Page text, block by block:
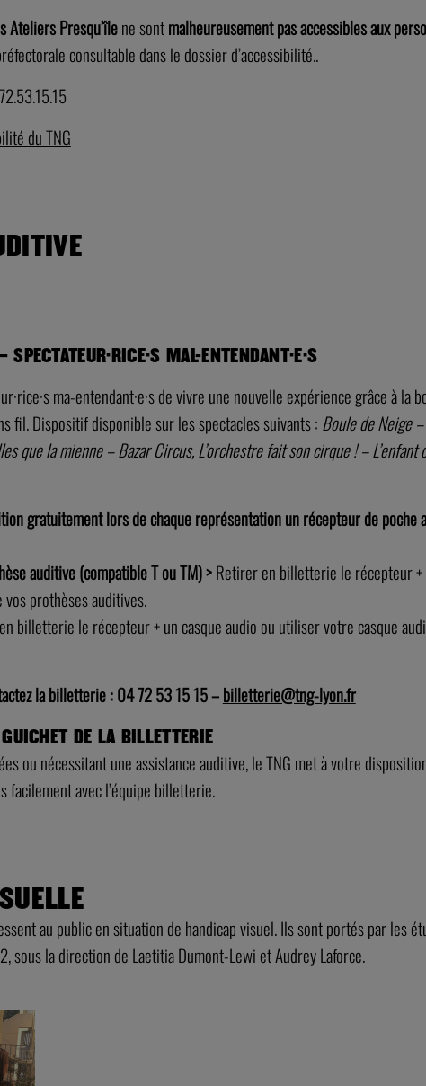
Ateliers Presqu’îlene sontmalheureusement pas accessibles aux
consultable dans le dossier d’accessibilité..
du TNG
MAL-ENTENDANT·E·S
ma-entendant·e·s de vivre une nouvelle expérience grâce à la
fil. Dispositif disponible sur les spectacles suivants : Boule de Neige
que la mienne – Bazar Circus, L’orchestre fait son cirque ! – L’enfant
gratuitement lors de chaque représentation un récepteur de poche
auditive (compatible T ou TM) >Retirer en billetterie le récepteur
prothèses auditives.
billetterie le récepteur + un casque audio ou utiliser votre casque
la billetterie : 04 72 53 15 15 –billetterie@tng-lyon.fr
DE LA BILLETTERIE
ou nécessitant une assistance auditive, le TNG met à votre
facilement avec l’équipe billetterie.
au public en situation de handicap visuel. Ils sont portés par les
sous la direction de Laetitia Dumont-Lewi et Audrey Laforce.